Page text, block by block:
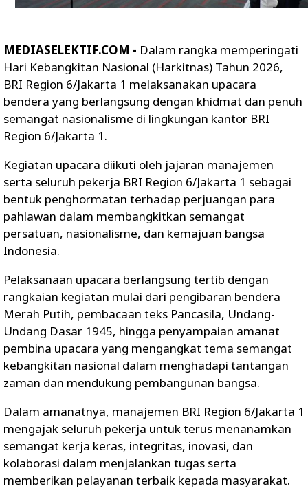
MEDIASELEKTIF.COM - Dalam rangka memperingati
Hari Kebangkitan Nasional (Harkitnas) Tahun 2026,
BRI Region 6/Jakarta 1 melaksanakan upacara
bendera yang berlangsung dengan khidmat dan penuh
semangat nasionalisme di lingkungan kantor BRI
Region 6/Jakarta 1.
Kegiatan upacara diikuti oleh jajaran manajemen
serta seluruh pekerja BRI Region 6/Jakarta 1 sebagai
bentuk penghormatan terhadap perjuangan para
pahlawan dalam membangkitkan semangat
persatuan, nasionalisme, dan kemajuan bangsa
Indonesia.
Pelaksanaan upacara berlangsung tertib dengan
rangkaian kegiatan mulai dari pengibaran bendera
Merah Putih, pembacaan teks Pancasila, Undang-
Undang Dasar 1945, hingga penyampaian amanat
pembina upacara yang mengangkat tema semangat
kebangkitan nasional dalam menghadapi tantangan
zaman dan mendukung pembangunan bangsa.
Dalam amanatnya, manajemen BRI Region 6/Jakarta 1
mengajak seluruh pekerja untuk terus menanamkan
semangat kerja keras, integritas, inovasi, dan
kolaborasi dalam menjalankan tugas serta
memberikan pelayanan terbaik kepada masyarakat.